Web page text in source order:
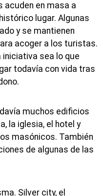
acuden en masa a
lugar. Algunas
y se mantienen
acoger a los turistas.
iniciativa sea lo que
todavía con vida tras
muchos edificios
la iglesia, el hotel y
masónicos. También
de algunas de las